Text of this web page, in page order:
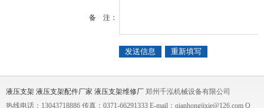
备 注：
液压支架 液压支架配件厂家 液压支架维修厂 郑州千泓机械设备有限公司
热线电话：13043718886 传真：0371-66291333 E-mail：qianhongjixie@126.com Q